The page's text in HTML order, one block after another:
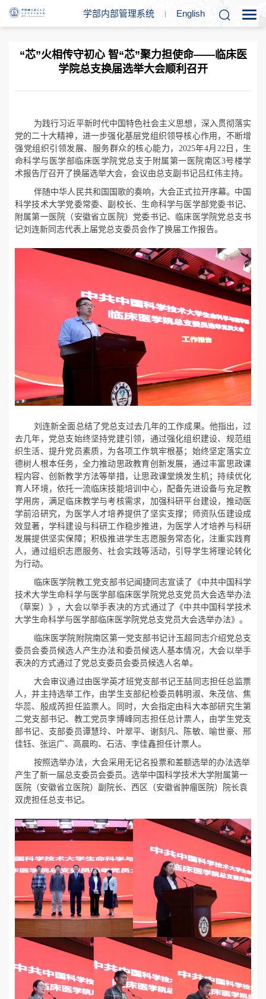
学部内部管理系统 English
“芯”火相传守初心 智“芯”聚力担使命——临床医
学院总支换届选举大会顺利召开
为践行习近平新时代中国特色社会主义思想，深入贯彻落实
党的二十大精神，进一步强化基层党组织领导核心作用，不断增
强党组织引领发展、服务群众的核心能力， 2025年4月 22日，生
命科学与医学部临床医学院党总支于附属第一医院南区 3号楼学
术报告厅召开了换届选举大会，会议由总支副书记吕红伟主持。
伴随中华人民共和国国歌的奏响，大会正式拉开序幕。 中国
科学技术大学党委常委、副校长、生命科学与医学部党委书记、
附属第一医院（安徽省立医院）党委书记、临床医学院党总支书
记刘连新同志代表上届党总支委员会作了换届工作报告。
刘连新全面总结了党总支过去几年的工作成果。他指出，过
去几年，党总支始终坚持党建引领，通过强化组织建设、规范组
织生活、提升党员素质，为各项工作筑牢根基；始终坚定落实立
德树人根本任务，全力推动思政教育创新发展，通过丰富思政课
程内容、创新教学方法等举措，让思政课堂焕发生机；持续优化
育人环境，依托一流临床技能培训中心，配备先进设备与充足教
学用房，满足临床教学与考核需求，加强科研平台建设，推动医
学前沿研究，为医学人才培养提供了坚实支撑；师资队伍建设成
效显著，学科建设与科研工作稳步推进，为医学人才培养与科研
发展提供坚实保障；积极推进学生志愿服务常态化，注重实践育
人，通过组织志愿服务、社会实践等活动，引导学生将理论转化
为行动。
临床医学院教工党支部书记闻捷同志宣读了《中共中国科学
技术大学生命科学与医学部临床医学院党总支党员大会选举办法
（草案）》，大会以举手表决的方式通过了《中共中国科学技术
大学生命科学与医学部临床医学院党总支党员大会选举办法》。
临床医学院附院南区第一党支部书记计玉超同志介绍党总支
委员会委员候选人产生办法和委员候选人基本情况，大会以举手
表决的方式通过了党总支委员会委员候选人名单。
大会审议通过由医学英才班党支部书记王喆同志担任总监票
人，并主持选举工作，由学生支部纪检委员韩明淑、朱茂信、焦
华蕊、殷成芮担任监票人。同时，大会指定由科大本部研究生第
二党支部书记、教工党员李博峰同志担任总计票人，由学生党支
部书记、支部委员谭慧玲、叶翠平、谢刻凡、陈敏、喻世豪、邢
佳钰、张运广、高晨昀、石洁、李佳鑫担任计票人。
按照选举办法，大会采用无记名投票和差额选举的办法选举
产生了新一届总支委员会委员。选举中国科学技术大学附属第一
医院（安徽省立医院）副院长、西区（安徽省肿瘤医院）院长袁
双虎担任总支书记。